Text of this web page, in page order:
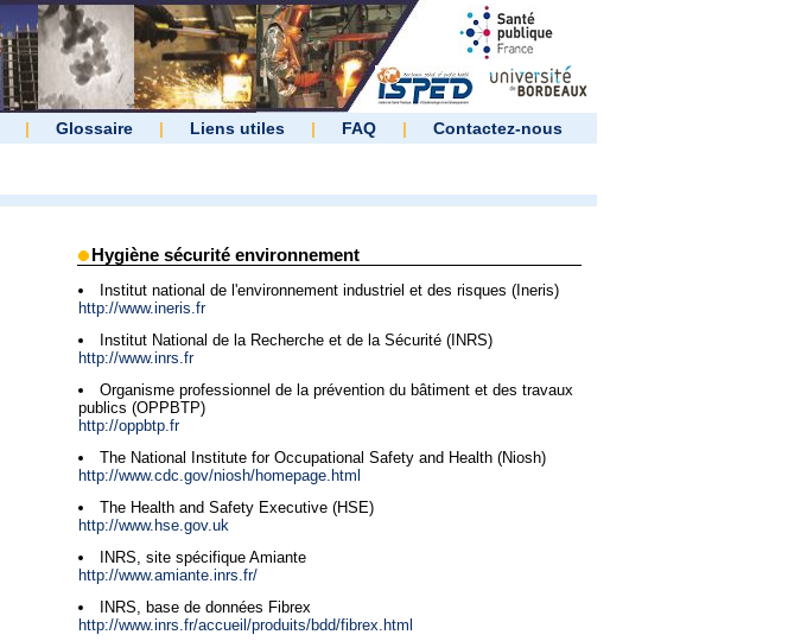
| Glossaire | Liens utiles | FAQ | Contactez-nous
Hygiène sécurité environnement
Institut national de l'environnement industriel et des risques (Ineris)
http://www.ineris.fr
Institut National de la Recherche et de la Sécurité (INRS)
http://www.inrs.fr
Organisme professionnel de la prévention du bâtiment et des travaux
publics (OPPBTP)
http://oppbtp.fr
The National Institute for Occupational Safety and Health (Niosh)
http://www.cdc.gov/niosh/homepage.html
The Health and Safety Executive (HSE)
http://www.hse.gov.uk
INRS, site spécifique Amiante
http://www.amiante.inrs.fr/
INRS, base de données Fibrex
http://www.inrs.fr/accueil/produits/bdd/fibrex.html